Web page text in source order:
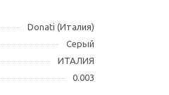
Donati (Италия)
Серый
ИТАЛИЯ
0.003